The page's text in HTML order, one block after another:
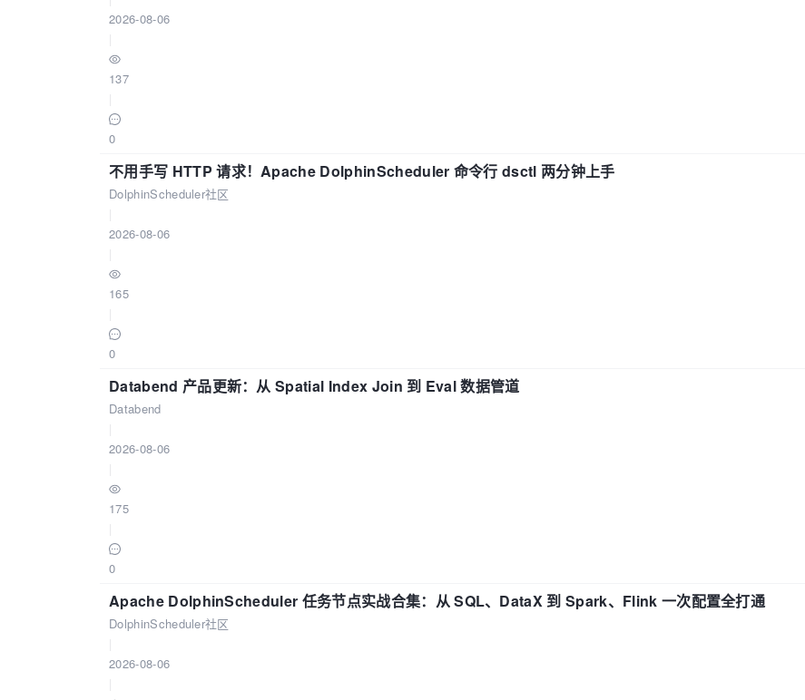
2026-08-06
137
0
不用手写 HTTP 请求！Apache DolphinScheduler 命令行 dsctl 两分钟上手
DolphinScheduler社区
2026-08-06
165
0
Databend 产品更新：从 Spatial Index Join 到 Eval 数据管道
Databend
2026-08-06
175
0
Apache DolphinScheduler 任务节点实战合集：从 SQL、DataX 到 Spark、Flink 一次配置全打通
DolphinScheduler社区
2026-08-06